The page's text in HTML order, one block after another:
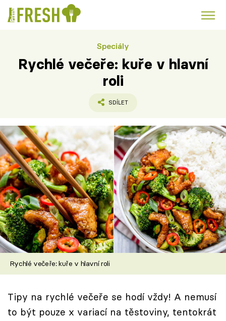
Polévky k večeři
Česká kuchyně Čokoláda
Témata
Recepty
Články
TV Program
Škola vaření
Recepty z TV
Těhotnej kuchař
Speciály
Rychlé večeře: kuře v hlavní
roli
SDÍLET
Rychlé večeře: kuře v hlavní roli
Tipy na rychlé večeře se hodí vždy! A nemusí
to být pouze x variací na těstoviny, tentokrát